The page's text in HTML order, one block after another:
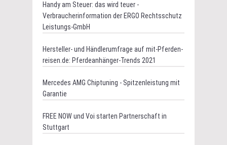
Handy am Steuer: das wird teuer -
Verbraucherinformation der ERGO Rechtsschutz
Leistungs-GmbH
Hersteller- und Händlerumfrage auf mit-Pferden-
reisen.de: Pferdeanhänger-Trends 2021
Mercedes AMG Chiptuning - Spitzenleistung mit
Garantie
FREE NOW und Voi starten Partnerschaft in
Stuttgart